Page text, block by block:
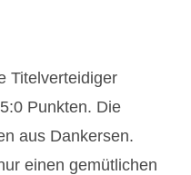
Titelverteidiger
Punkten. Die
aus Dankersen.
einen gemütlichen